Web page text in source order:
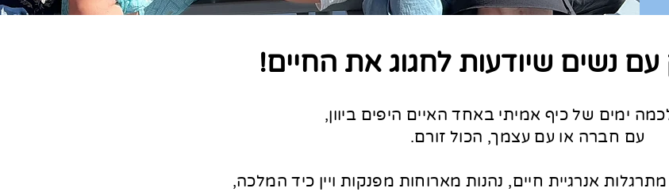
עם נשים שיודעות לחגוג את החיים!
ימים של כיף אמיתי באחד האיים היפים ביוון,
עם חברה או עם עצמך, הכול זורם.
אנרגיית חיים, נהנות מארוחות מפנקות ויין כיד המלכה,